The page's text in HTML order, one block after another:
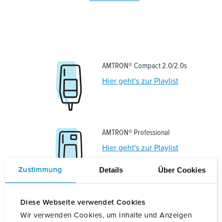
Zustimmung Details Über Cookies
Diese Webseite verwendet Cookies
Wir verwenden Cookies, um Inhalte und Anzeigen
AMTRON® Compact 2.0/2.0s
Hier geht's zur Playlist
AMTRON® Professional
Hier geht's zur Playlist
AMTRON® Xtra und Premium
Hier geht's zur Playlist